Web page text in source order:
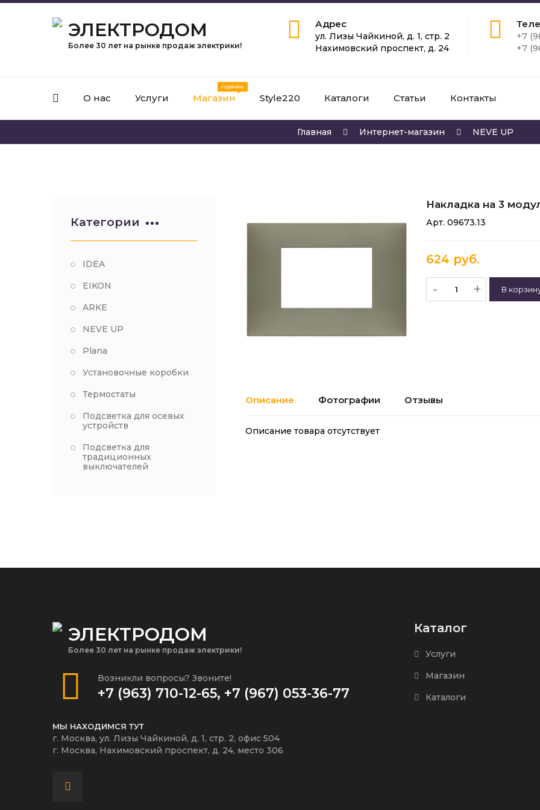
ЭЛЕКТРОДОМ
Более 30 лет на рынке продаж электрики!
Адрес
ул. Лизы Чайкиной, д. 1, стр. 2
Нахимовский проспект, д. 24
+7
+7
О нас Услуги Магазин Style220 Каталоги Статьи Контакты
Главная Интернет-магазин NEVE UP
Накладка на 3
Арт. 09673.13
624 руб.
- +
Описание Фотографии Отзывы
Описание товара отсутствует
Категории
IDEA
EIKON
ARKE
NEVE UP
Plana
Установочные коробки
Термостаты
Подсветка для осевых
устройств
Подсветка для
традиционных
выключателей
ЭЛЕКТРОДОМ
Более 30 лет на рынке продаж электрики!
Возникли вопросы? Звоните!
+7 (963) 710-12-65, +7 (967) 053-36-77
МЫ НАХОДИМСЯ ТУТ
г. Москва, ул. Лизы Чайкиной, д. 1, стр. 2, офис 504
г. Москва, Нахимовский проспект, д. 24, место 306
Каталог
Услуги
Магазин
Каталоги